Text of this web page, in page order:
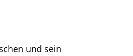
und sein